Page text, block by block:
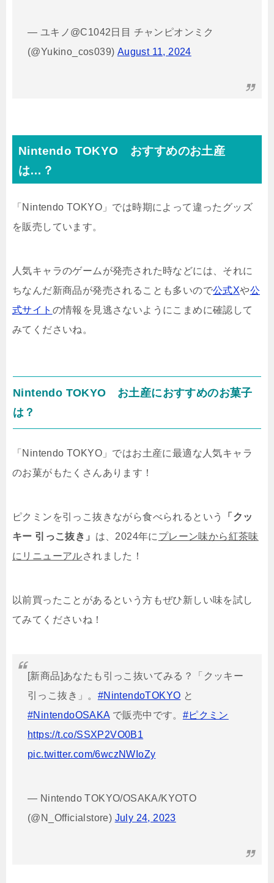
— ユキノ@C1042日目 チャンピオンミク
(@Yukino_cos039) August 11, 2024
Nintendo TOKYO おすすめのお土産
は…？
「Nintendo TOKYO」では時期によって違ったグッズ
を販売しています。
人気キャラのゲームが発売された時などには、それに
ちなんだ新商品が発売されることも多いので公式Xや公
式サイト の情報を見逃さないようにこまめに確認して
みてくださいね。
Nintendo TOKYO お土産におすすめのお菓子
は？
「Nintendo TOKYO」ではお土産に最適な人気キャラ
のお菓がもたくさんあります！
ピクミン を引っこ抜きながら食べられるという
「クッ
キー 引っこ抜き」 は、2024年にプレーン味から紅茶味
にリニューアルされました！
以前買ったことがあるという方もぜひ新しい味を試し
てみてくださいね！
[新商品]あなたも引っこ抜いてみる？「クッキー
引っこ抜き」。 #NintendoTOKYO と
#NintendoOSAKAで販売中です。 #ピクミン
https://t.co/SSXP2VO0B1
pic.twitter.com/6wczNWIoZy
— Nintendo TOKYO/OSAKA/KYOTO
(@N_Officialstore) July 24, 2023